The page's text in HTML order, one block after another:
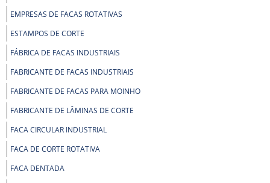
EMPRESAS DE FACAS ROTATIVAS
ESTAMPOS DE CORTE
FÁBRICA DE FACAS INDUSTRIAIS
FABRICANTE DE FACAS INDUSTRIAIS
FABRICANTE DE FACAS PARA MOINHO
FABRICANTE DE LÂMINAS DE CORTE
FACA CIRCULAR INDUSTRIAL
FACA DE CORTE ROTATIVA
FACA DENTADA